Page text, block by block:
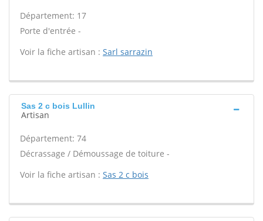
Département: 17
Porte d'entrée -
Voir la fiche artisan : Sarl sarrazin
Sas 2 c bois Lullin
Artisan
Département: 74
Décrassage / Démoussage de toiture -
Voir la fiche artisan : Sas 2 c bois